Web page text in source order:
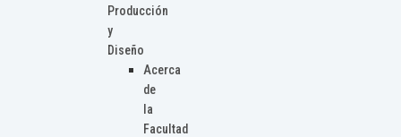
Producción
y
Diseño
Acerca
de
la
Facultad